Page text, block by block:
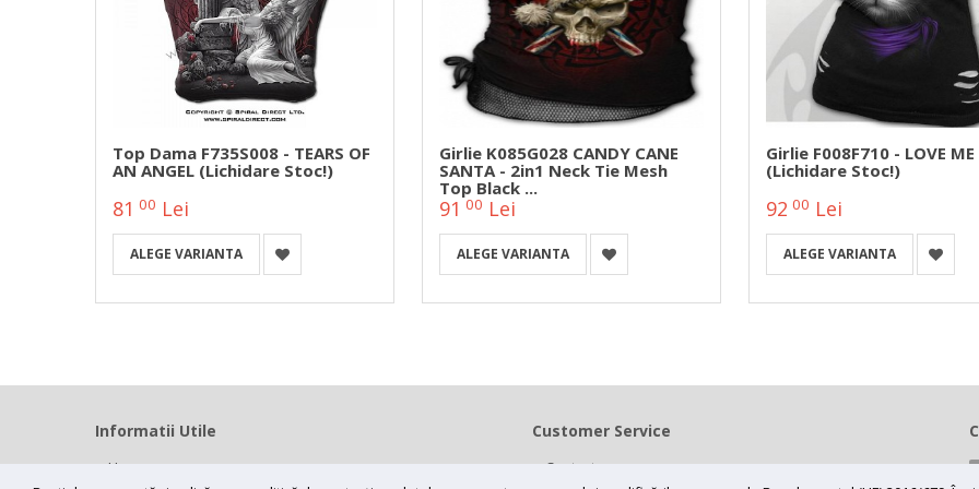
Top Dama F735S008 - TEARS OF
AN ANGEL (Lichidare Stoc!)
81 00 Lei
ALEGE VARIANTA
Girlie K085G028 CANDY CANE
SANTA - 2in1 Neck Tie Mesh
Top Black ...
91 00 Lei
ALEGE VARIANTA
Girlie F008F710 - LOVE ME
(Lichidare Stoc!)
92 00 Lei
ALEGE VARIANTA
Informatii Utile
Home
Customer Service
Contact